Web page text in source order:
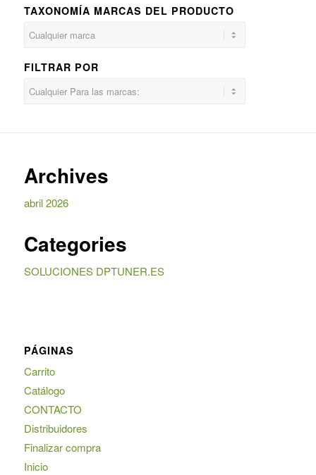
TAXONOMÍA MARCAS DEL PRODUCTO
FILTRAR POR
Archives
abril 2026
Categories
SOLUCIONES DPTUNER.ES
PÁGINAS
Carrito
Catálogo
CONTACTO
Distribuidores
Finalizar compra
Inicio